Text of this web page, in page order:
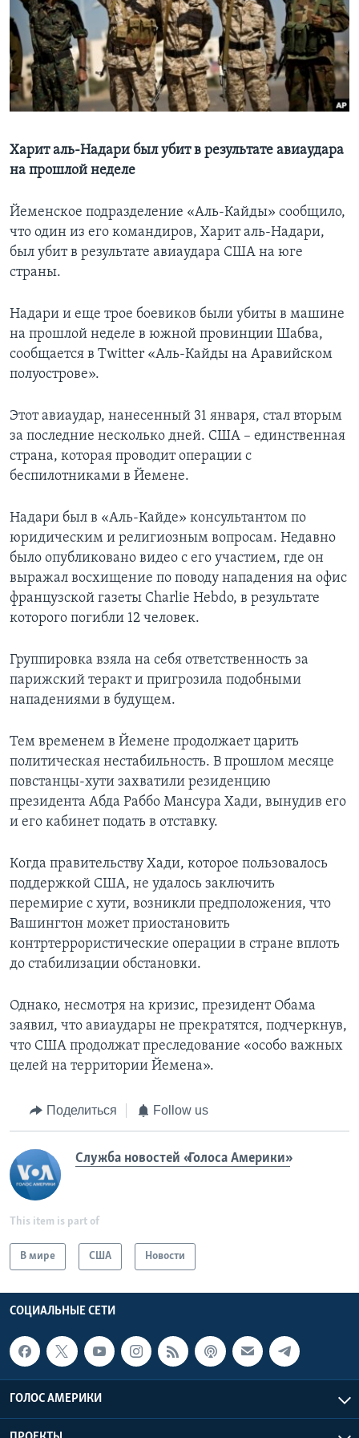
Learning English
СОЦИАЛЬНЫЕ СЕТИ
Языки
Харит аль-Надари был убит в результате авиаудара
на прошлой неделе
Йеменское подразделение «Аль-Кайды» сообщило,
что один из его командиров, Харит аль-Надари,
был убит в результате авиаудара США на юге
страны.
Надари и еще трое боевиков были убиты в машине
на прошлой неделе в южной провинции Шабва,
сообщается в Twitter «Аль-Кайды на Аравийском
полуострове».
Этот авиаудар, нанесенный 31 января, стал вторым
за последние несколько дней. США – единственная
страна, которая проводит операции с
беспилотниками в Йемене.
Надари был в «Аль-Кайде» консультантом по
юридическим и религиозным вопросам. Недавно
было опубликовано видео с его участием, где он
выражал восхищение по поводу нападения на офис
французской газеты Charlie Hebdo, в результате
которого погибли 12 человек.
Группировка взяла на себя ответственность за
парижский теракт и пригрозила подобными
нападениями в будущем.
Тем временем в Йемене продолжает царить
политическая нестабильность. В прошлом месяце
повстанцы-хути захватили резиденцию
президента Абда Раббо Мансура Хади, вынудив его
и его кабинет подать в отставку.
Когда правительству Хади, которое пользовалось
поддержкой США, не удалось заключить
перемирие с хути, возникли предположения, что
Вашингтон может приостановить
контртеррористические операции в стране вплоть
до стабилизации обстановки.
Однако, несмотря на кризис, президент Обама
заявил, что авиаудары не прекратятся, подчеркнув,
что США продолжат преследование «особо важных
целей на территории Йемена».
Поделиться Follow us
Служба новостей «Голоса Америки»
This item is part of
В мире США Новости
СОЦИАЛЬНЫЕ СЕТИ
ГОЛОС АМЕРИКИ